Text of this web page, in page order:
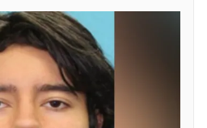
thức nếu không có sự chấp
VTV.vn khi phát hành lại